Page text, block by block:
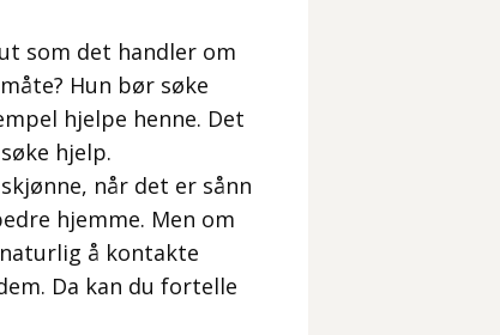
som det handler om
Hun bør søke
hjelpe henne. Det
hjelp.
når det er sånn
hjemme. Men om
å kontakte
Da kan du fortelle